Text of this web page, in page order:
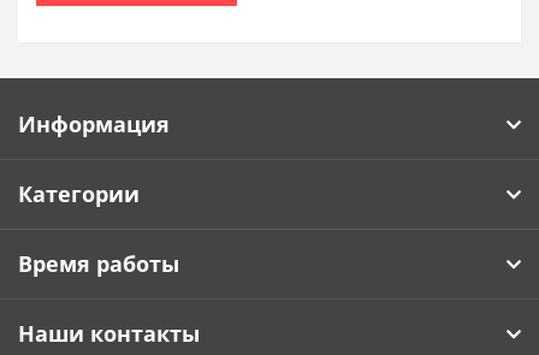
Информация
Категории
Время работы
Наши контакты